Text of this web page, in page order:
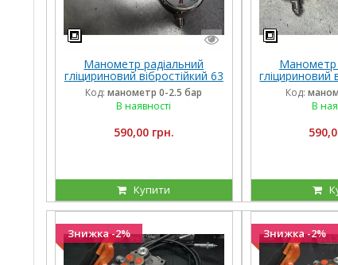
Манометр радіальний
гліцириновий вібростійкий 63
мм 0-2,5 Бар Італія
Код: манометр 0-2.5 бар
В наявності
590,00 грн.
Купити
Манометр
гліцириновий
мм 1,6
Код:
В
Знижка -2% Знижка -2%